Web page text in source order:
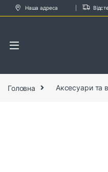
Skip to navigation
Skip to content
Наша адреса
Головна Аксесуари та